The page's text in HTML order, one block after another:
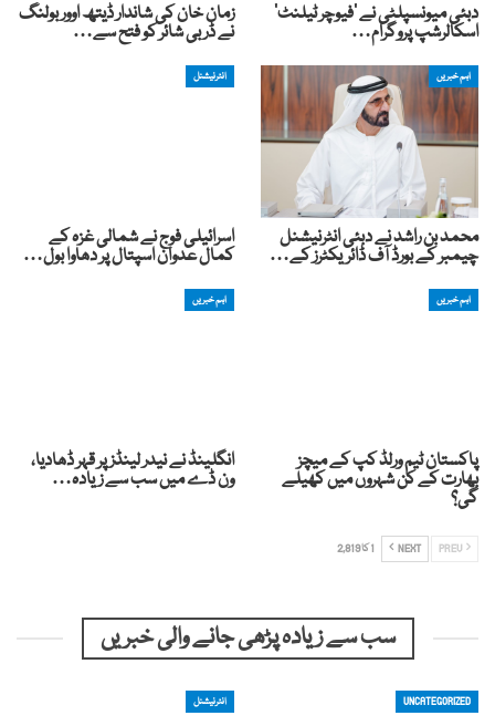
دبئی میونسپلٹی نے ‘فیوچر ٹیلنٹ’
اسکالرشپ پروگرام…
زمان خان کی شاندار ڈیتھ اوور بولنگ
نے ڈربی شائر کو فتح سے…
اہم خبریں
محمد بن راشد نے دبئی انٹرنیشنل
چیمبر کے بورڈ آف ڈائریکٹرز کے…
انٹرنیشنل
اسرائیلی فوج نے شمالی غزہ کے
کمال عدوان اسپتال پر دھاوا بول…
اہم خبریں
پاکستان ٹیم ورلڈ کپ کے میچز
بھارت کے کن شہروں میں کھیلے
گی؟
اہم خبریں
انگلینڈ نے نیدر لینڈز پر قہر ڈھادیا،
ون ڈے میں سب سے زیادہ…
NEXT 1 کا 2,819
سب سے زیادہ پڑھی جانے والی خبریں
UNCATEGORIZED انٹرنیشنل